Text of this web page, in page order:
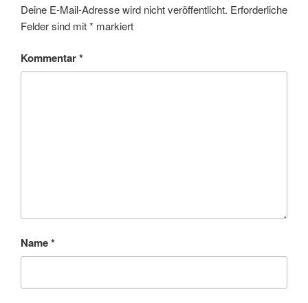
Deine E-Mail-Adresse wird nicht veröffentlicht. Erforderliche
Felder sind mit* markiert
Kommentar*
Name*